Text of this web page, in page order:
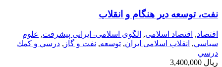
نفت، توسعه دیر هنگام و انقلاب
اقتصاد, اقتصاد اسلامی, الگوی اسلامی- ایرانی پیشرفت, علوم
سياسي, انقلاب اسلامی ایران, توسعه, نفت و گاز , درسي و كمك
درسي
ریال